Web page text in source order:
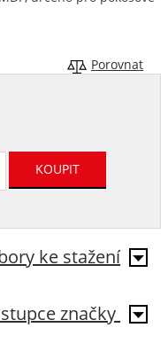
Porovnat
ke stažení
značky